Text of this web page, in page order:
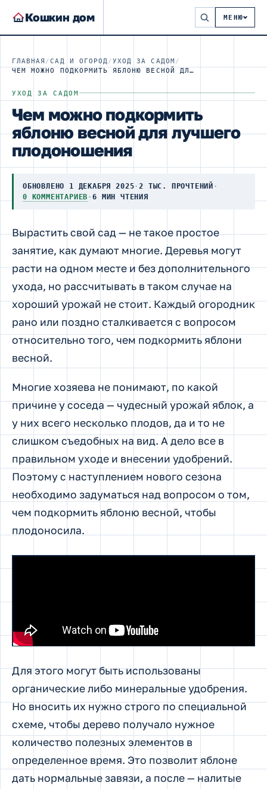
Кошкин дом МЕНЮ
ГЛАВНАЯ /САД И ОГОРОД /УХОД ЗА САДОМ /
ЧЕМ МОЖНО ПОДКОРМИТЬ ЯБЛОНЮ ВЕСНОЙ ДЛЯ ЛУЧШЕГО ПЛОДОНОШЕНИЯ
УХОД ЗА САДОМ
Чем можно подкормить
яблоню весной для лучшего
плодоношения
ОБНОВЛЕНО 1 ДЕКАБРЯ 2025·2 ТЫС. ПРОЧТЕНИЙ ·
0 КОММЕНТАРИЕВ ·6 МИН ЧТЕНИЯ
Вырастить свой сад — не такое простое
занятие, как думают многие. Деревья могут
расти на одном месте и без дополнительного
ухода, но рассчитывать в таком случае на
хороший урожай не стоит. Каждый огородник
рано или поздно сталкивается с вопросом
относительно того, чем подкормить яблони
весной.
Многие хозяева не понимают, по какой
причине у соседа — чудесный урожай яблок, а
у них всего несколько плодов, да и то не
слишком съедобных на вид. А дело все в
правильном уходе и внесении удобрений.
Поэтому с наступлением нового сезона
необходимо задуматься над вопросом о том,
чем подкормить яблоню весной, чтобы
плодоносила.
Для этого могут быть использованы
органические либо минеральные удобрения.
Но вносить их нужно строго по специальной
схеме, чтобы дерево получало нужное
количество полезных элементов в
определенное время. Это позволит яблоне
дать нормальные завязи, а после — налитые